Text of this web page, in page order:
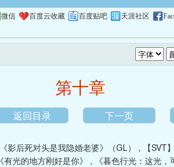
微信 百度云收藏 百度贴吧 天涯社区
第十章
返回目录 下一页
《影后死对头是我隐婚老婆》（GL） , 【SVT
《有光的地方刚好是你》 ,
《暮色行光：这光